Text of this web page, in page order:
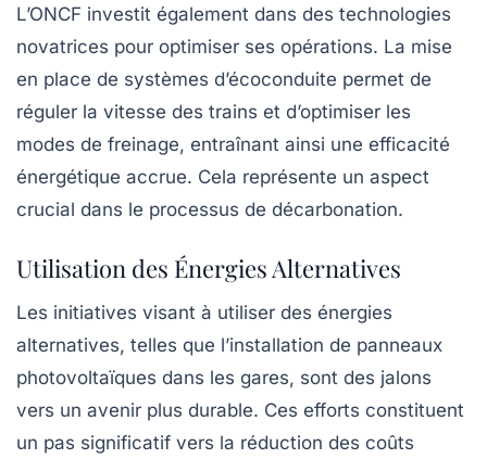
L’ONCF investit également dans des technologies
novatrices pour optimiser ses opérations. La mise
en place de systèmes d’écoconduite permet de
réguler la vitesse des trains et d’optimiser les
modes de freinage, entraînant ainsi une efficacité
énergétique accrue. Cela représente un aspect
crucial dans le processus de décarbonation.
Utilisation des Énergies Alternatives
Les initiatives visant à utiliser des énergies
alternatives, telles que l’installation de panneaux
photovoltaïques dans les gares, sont des jalons
vers un avenir plus durable. Ces efforts constituent
un pas significatif vers la réduction des coûts